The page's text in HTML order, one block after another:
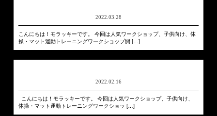
2022.03.28
こんにちは！モラッキーです。 今回は人気ワークショップ、子供向け、体
操・マット運動トレーニングワークショップ開 […]
2022.02.16
こんにちは！モラッキーです。 今回は人気ワークショップ、子供向け、
体操・マット運動トレーニングワークショッ […]